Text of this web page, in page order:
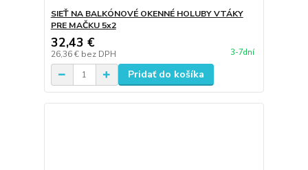
SIEŤ NA BALKÓNOVÉ OKENNÉ HOLUBY VTÁKY
PRE MAČKU 5x2
32,43 €
26,36 € bez DPH 3-7dní
Pridať do košíka